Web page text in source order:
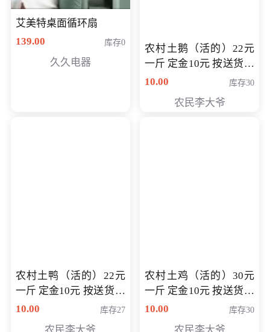
艾美特桌面循环扇
139.00
库存0
久久电器
农村土鹅（活的）22元
一斤 定金10元 按送货交
付时秤重计算货款 定金
10.00 库存30
农民李大爷
农村土鸭（活的）22元
一斤 定金10元 按送货交
付时秤重计算货款 定金
10.00 库存27
农村土鸡（活的）30元
一斤 定金10元 按送货交
付时秤重计算货款 定金
10.00 库存30